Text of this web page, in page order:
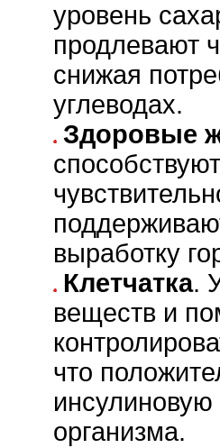
уровень
продлевают
снижая
углеводах.
Здоровые
выработку
Клетчатка.
веществ и
что
организма.